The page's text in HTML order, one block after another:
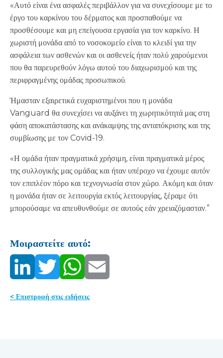
«Αυτό είναι ένα ασφαλές περιβάλλον για να συνεχίσουμε με το
έργο του καρκίνου του δέρματος και προσπαθούμε να
προσθέσουμε και μη επείγουσα εργασία για τον καρκίνο. Η
χωριστή μονάδα από το νοσοκομείο είναι το κλειδί για την
ασφάλεια των ασθενών και οι ασθενείς ήταν πολύ χαρούμενοι
που θα παρευρεθούν λόγω αυτού του διαχωρισμού και της
περιφραγμένης ομάδας προσωπικού.
Ήμασταν εξαιρετικά ευχαριστημένοι που η μονάδα
Vanguard θα συνεχίσει να αυξάνει τη χωρητικότητά μας στη
φάση αποκατάστασης και ανάκαμψης της ανταπόκρισης και της
συμβίωσης με τον Covid-19.
«Η ομάδα ήταν πραγματικά χρήσιμη, είναι πραγματικά μέρος
της συλλογικής μας ομάδας και ήταν υπέροχο να έχουμε αυτόν
τον επιπλέον πόρο και τεχνογνωσία στον χώρο. Ακόμη και όταν
η μονάδα ήταν σε λειτουργία εκτός λειτουργίας, ξέραμε ότι
μπορούσαμε να απευθυνθούμε σε αυτούς εάν χρειαζόμασταν.”
Μοιραστείτε αυτό:
< Επιστροφή στις ειδήσεις